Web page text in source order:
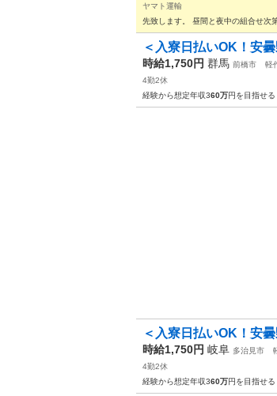
ヤマト運輸
先致します。 昼間と夜中の組合せ次
＜入寮日払いOK！安
時給1,750円 群馬 前橋市
軽
4勤2休
経験から想定年収360万円を目指せ
＜入寮日払いOK！安
時給1,750円 岐阜 多治見市
4勤2休
経験から想定年収360万円を目指せ